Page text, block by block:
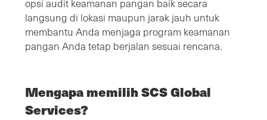
opsi audit keamanan pangan baik secara
langsung di lokasi maupun jarak jauh untuk
membantu Anda menjaga program keamanan
pangan Anda tetap berjalan sesuai rencana.
Mengapa memilih SCS Global
Services?